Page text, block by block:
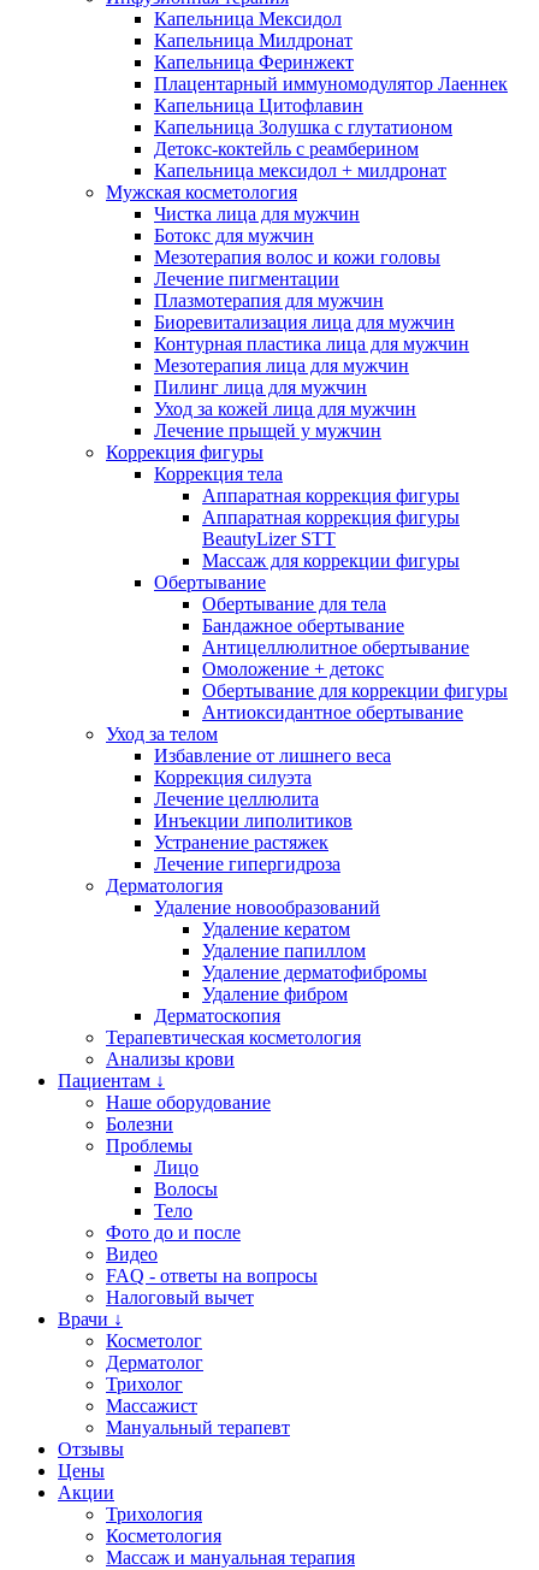
Капельница Мексидол
Капельница Милдронат
Капельница Феринжект
Плацентарный иммуномодулятор Лаеннек
Капельница Цитофлавин
Капельница Золушка с глутатионом
Детокс-коктейль с реамберином
Капельница мексидол + милдронат
Мужская косметология
Чистка лица для мужчин
Ботокс для мужчин
Мезотерапия волос и кожи головы
Лечение пигментации
Плазмотерапия для мужчин
Биоревитализация лица для мужчин
Контурная пластика лица для мужчин
Мезотерапия лица для мужчин
Пилинг лица для мужчин
Уход за кожей лица для мужчин
Лечение прыщей у мужчин
Коррекция фигуры
Коррекция тела
Аппаратная коррекция фигуры
Аппаратная коррекция фигуры
BeautyLizer STT
Массаж для коррекции фигуры
Обертывание
Обертывание для тела
Бандажное обертывание
Антицеллюлитное обертывание
Омоложение + детокс
Обертывание для коррекции фигуры
Антиоксидантное обертывание
Уход за телом
Избавление от лишнего веса
Коррекция силуэта
Лечение целлюлита
Инъекции липолитиков
Устранение растяжек
Лечение гипергидроза
Дерматология
Удаление новообразований
Удаление кератом
Удаление папиллом
Удаление дерматофибромы
Удаление фибром
Дерматоскопия
Терапевтическая косметология
Анализы крови
Пациентам ↓
Наше оборудование
Болезни
Проблемы
Лицо
Волосы
Тело
Фото до и после
Видео
FAQ - ответы на вопросы
Налоговый вычет
Врачи ↓
Косметолог
Дерматолог
Трихолог
Массажист
Мануальный терапевт
Отзывы
Цены
Акции
Трихология
Косметология
Массаж и мануальная терапия